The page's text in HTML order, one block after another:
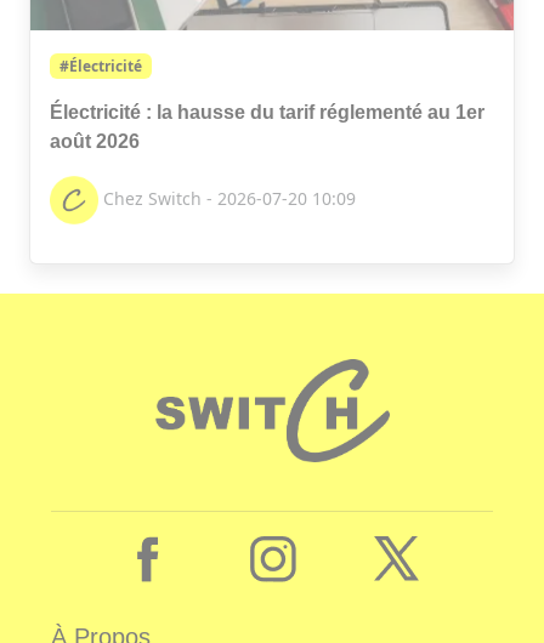
#Électricité
Électricité : la hausse du tarif réglementé au 1er
août 2026
Chez Switch - 2026-07-20 10:09
À Propos